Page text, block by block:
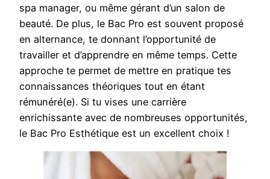
spa manager, ou même gérant d’un salon de
beauté. De plus, le Bac Pro est souvent proposé
en alternance, te donnant l’opportunité de
travailler et d’apprendre en même temps. Cette
approche te permet de mettre en pratique tes
connaissances théoriques tout en étant
rémunéré(e). Si tu vises une carrière
enrichissante avec de nombreuses opportunités,
le Bac Pro Esthétique est un excellent choix !